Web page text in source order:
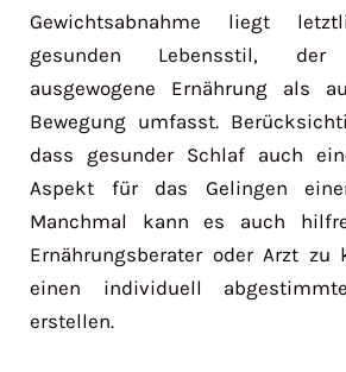
Gewichtsabnahme liegt
gesunden Lebensstil,
ausgewogene Ernährung als
Bewegung umfasst.
dass gesunder Schlaf auch
Aspekt für das Gelingen
Manchmal kann es auch
Ernährungsberater oder Arzt zu
einen individuell
erstellen.